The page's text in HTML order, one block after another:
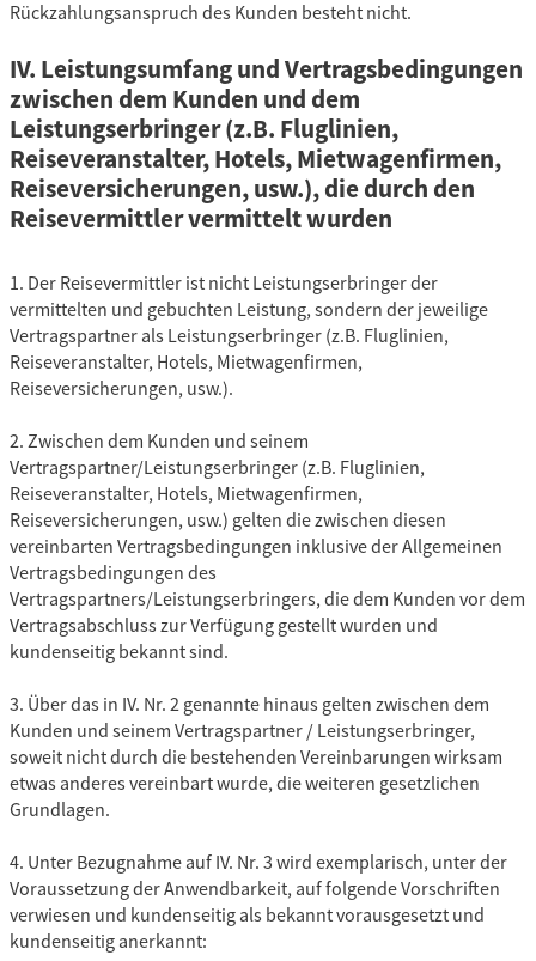
Rückzahlungsanspruch des Kunden besteht nicht.
IV. Leistungsumfang und Vertragsbedingungen
zwischen dem Kunden und dem
Leistungserbringer (z.B. Fluglinien,
Reiseveranstalter, Hotels, Mietwagenfirmen,
Reiseversicherungen, usw.), die durch den
Reisevermittler vermittelt wurden
1. Der Reisevermittler ist nicht Leistungserbringer der
vermittelten und gebuchten Leistung, sondern der jeweilige
Vertragspartner als Leistungserbringer (z.B. Fluglinien,
Reiseveranstalter, Hotels, Mietwagenfirmen,
Reiseversicherungen, usw.).
2. Zwischen dem Kunden und seinem
Vertragspartner/Leistungserbringer (z.B. Fluglinien,
Reiseveranstalter, Hotels, Mietwagenfirmen,
Reiseversicherungen, usw.) gelten die zwischen diesen
vereinbarten Vertragsbedingungen inklusive der Allgemeinen
Vertragsbedingungen des
Vertragspartners/Leistungserbringers, die dem Kunden vor dem
Vertragsabschluss zur Verfügung gestellt wurden und
kundenseitig bekannt sind.
3. Über das in IV. Nr. 2 genannte hinaus gelten zwischen dem
Kunden und seinem Vertragspartner / Leistungserbringer,
soweit nicht durch die bestehenden Vereinbarungen wirksam
etwas anderes vereinbart wurde, die weiteren gesetzlichen
Grundlagen.
4. Unter Bezugnahme auf IV. Nr. 3 wird exemplarisch, unter der
Voraussetzung der Anwendbarkeit, auf folgende Vorschriften
verwiesen und kundenseitig als bekannt vorausgesetzt und
kundenseitig anerkannt: